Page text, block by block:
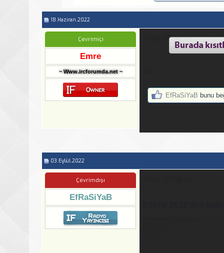
18.Haziran.2022
Çevrimiçi
Emre
~ Www.ircforumda.net ~
Cevap: CFTagram
:a5:
EfRaSiYaB bunu
03.Eylül.2022
Çevrimdışı
EfRaSiYaB
Cevap: CFTagram
Edirne 2012'den